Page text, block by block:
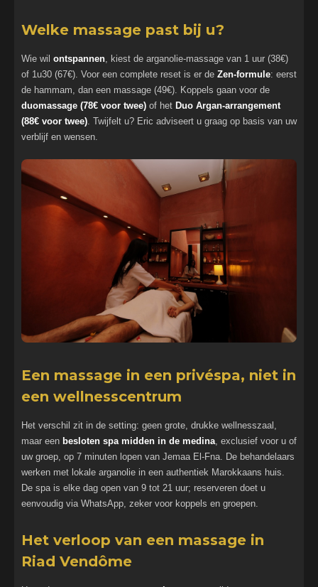
Welke massage past bij u?
Wie wil ontspannen, kiest de arganolie-massage van 1 uur (38€)
of 1u30 (67€). Voor een complete reset is er de Zen-formule: eerst
de hammam, dan een massage (49€). Koppels gaan voor de
duomassage (78€ voor twee) of het Duo Argan-arrangement
(88€ voor twee). Twijfelt u? Eric adviseert u graag op basis van uw
verblijf en wensen.
Een massage in een privéspa, niet in
een wellnesscentrum
Het verschil zit in de setting: geen grote, drukke wellnesszaal,
maar een besloten spa midden in de medina , exclusief voor u of
uw groep, op 7 minuten lopen van Jemaa El-Fna. De behandelaars
werken met lokale arganolie in een authentiek Marokkaans huis.
De spa is elke dag open van 9 tot 21 uur; reserveren doet u
eenvoudig via WhatsApp, zeker voor koppels en groepen.
Het verloop van een massage in
Riad Vendôme